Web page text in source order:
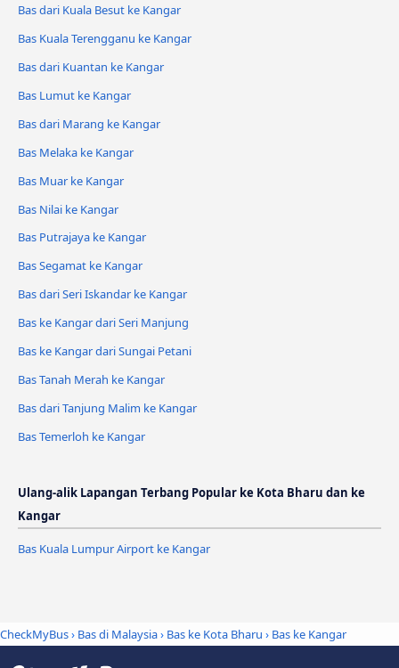
Bas dari Kuala Besut ke Kangar
Bas Kuala Terengganu ke Kangar
Bas dari Kuantan ke Kangar
Bas Lumut ke Kangar
Bas dari Marang ke Kangar
Bas Melaka ke Kangar
Bas Muar ke Kangar
Bas Nilai ke Kangar
Bas Putrajaya ke Kangar
Bas Segamat ke Kangar
Bas dari Seri Iskandar ke Kangar
Bas ke Kangar dari Seri Manjung
Bas ke Kangar dari Sungai Petani
Bas Tanah Merah ke Kangar
Bas dari Tanjung Malim ke Kangar
Bas Temerloh ke Kangar
Ulang-alik Lapangan Terbang Popular ke Kota Bharu dan ke
Kangar
Bas Kuala Lumpur Airport ke Kangar
CheckMyBus› Bas di Malaysia› Bas ke Kota Bharu › Bas ke Kangar